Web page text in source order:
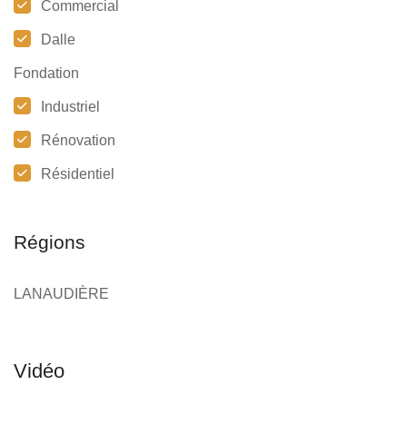
Commercial
Dalle
Fondation
Industriel
Rénovation
Résidentiel
Régions
LANAUDIÈRE